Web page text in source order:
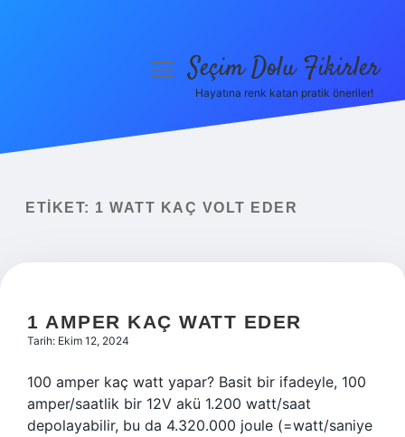
Yasal Uyarı
menüyüSeçim Dolu Fikirler
Hayatına renk katan pratik öneriler!
ETIKET: 1 WATT KAÇ VOLT EDER
1 AMPER KAÇ WATT EDER
Tarih: Ekim 12, 2024
100 amper kaç watt yapar? Basit bir ifadeyle, 100
amper/saatlik bir 12V akü 1.200 watt/saat
depolayabilir, bu da 4.320.000 joule (=watt/saniye